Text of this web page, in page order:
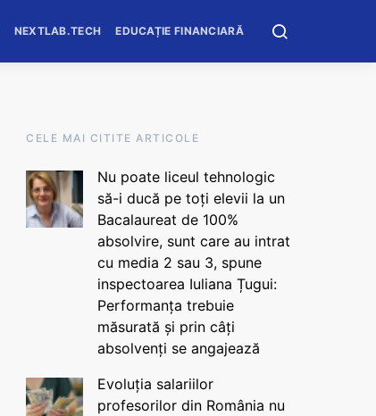
NEXTLAB.TECH EDUCAȚIE FINANCIARĂ
CELE MAI CITITE ARTICOLE
Nu poate liceul tehnologic
să-i ducă pe toți elevii la un
Bacalaureat de 100%
absolvire, sunt care au intrat
cu media 2 sau 3, spune
inspectoarea Iuliana Țugui:
Performanța trebuie
măsurată și prin câți
absolvenți se angajează
Evoluția salariilor
profesorilor din România nu